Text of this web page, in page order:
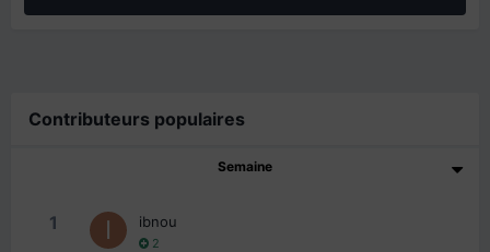
Contributeurs populaires
Semaine
1 ibnou
2